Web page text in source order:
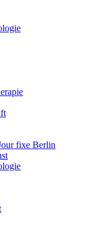
fixe Berlin